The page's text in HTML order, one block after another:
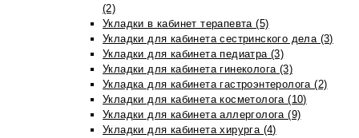
(2)
Укладки в кабинет терапевта (5)
Укладки для кабинета сестринского дела (3)
Укладки для кабинета педиатра (3)
Укладки для кабинета гинеколога (3)
Укладка для кабинета гастроэнтеролога (2)
Укладки для кабинета косметолога (10)
Укладки для кабинета аллерголога (9)
Укладки для кабинета хирурга (4)